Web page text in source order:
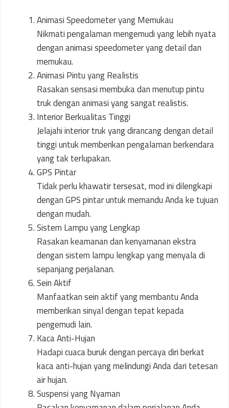
Animasi Speedometer yang Memukau
Nikmati pengalaman mengemudi yang lebih nyata
dengan animasi speedometer yang detail dan
memukau.
Animasi Pintu yang Realistis
Rasakan sensasi membuka dan menutup pintu
truk dengan animasi yang sangat realistis.
Interior Berkualitas Tinggi
Jelajahi interior truk yang dirancang dengan detail
tinggi untuk memberikan pengalaman berkendara
yang tak terlupakan.
GPS Pintar
Tidak perlu khawatir tersesat, mod ini dilengkapi
dengan GPS pintar untuk memandu Anda ke tujuan
dengan mudah.
Sistem Lampu yang Lengkap
Rasakan keamanan dan kenyamanan ekstra
dengan sistem lampu lengkap yang menyala di
sepanjang perjalanan.
Sein Aktif
Manfaatkan sein aktif yang membantu Anda
memberikan sinyal dengan tepat kepada
pengemudi lain.
Kaca Anti-Hujan
Hadapi cuaca buruk dengan percaya diri berkat
kaca anti-hujan yang melindungi Anda dari tetesan
air hujan.
Suspensi yang Nyaman